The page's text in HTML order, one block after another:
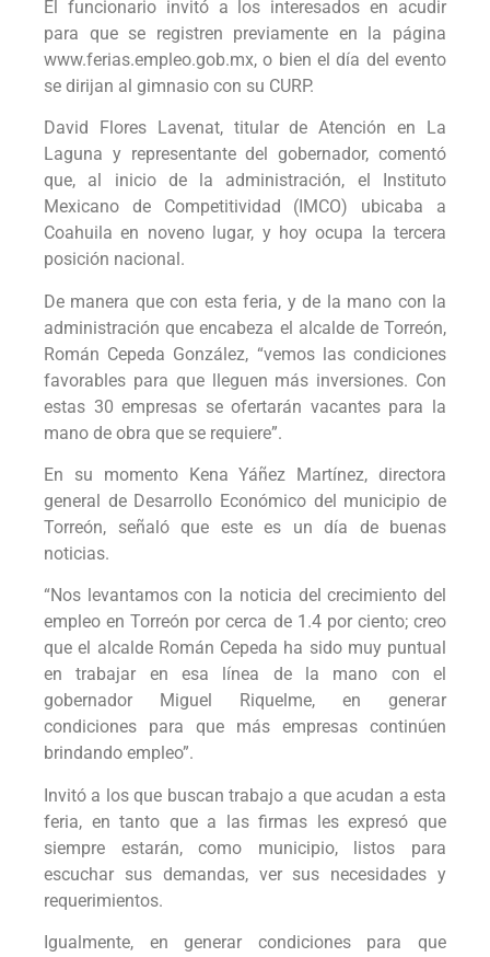
El funcionario invitó a los interesados en acudir
para que se registren previamente en la página
www.ferias.empleo.gob.mx, o bien el día del evento
se dirijan al gimnasio con su CURP.
David Flores Lavenat, titular de Atención en La
Laguna y representante del gobernador, comentó
que, al inicio de la administración, el Instituto
Mexicano de Competitividad (IMCO) ubicaba a
Coahuila en noveno lugar, y hoy ocupa la tercera
posición nacional.
De manera que con esta feria, y de la mano con la
administración que encabeza el alcalde de Torreón,
Román Cepeda González, “vemos las condiciones
favorables para que lleguen más inversiones. Con
estas 30 empresas se ofertarán vacantes para la
mano de obra que se requiere”.
En su momento Kena Yáñez Martínez, directora
general de Desarrollo Económico del municipio de
Torreón, señaló que este es un día de buenas
noticias.
“Nos levantamos con la noticia del crecimiento del
empleo en Torreón por cerca de 1.4 por ciento; creo
que el alcalde Román Cepeda ha sido muy puntual
en trabajar en esa línea de la mano con el
gobernador Miguel Riquelme, en generar
condiciones para que más empresas continúen
brindando empleo”.
Invitó a los que buscan trabajo a que acudan a esta
feria, en tanto que a las firmas les expresó que
siempre estarán, como municipio, listos para
escuchar sus demandas, ver sus necesidades y
requerimientos.
Igualmente, en generar condiciones para que